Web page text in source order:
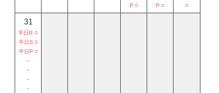
P ○
P ○ ○
31
平日R ○
平日S ○
平日P ○
－
－
－
－